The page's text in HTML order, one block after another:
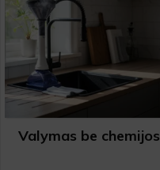
Valymas be chemijos